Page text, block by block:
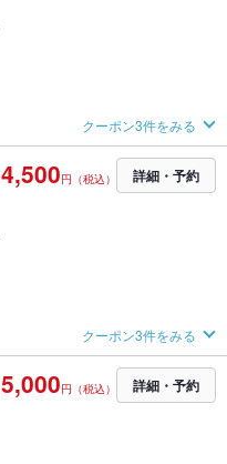
クーポン3件をみる
4,500円（税込） 詳細・予約
クーポン3件をみる
5,000円（税込） 詳細・予約